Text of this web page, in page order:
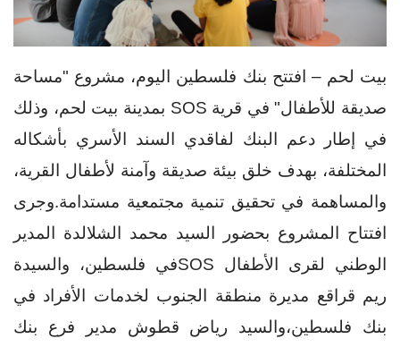
بيت لحم – افتتح بنك فلسطين اليوم، مشروع "مساحة
صديقة للأطفال" في قرية SOS بمدينة بيت لحم، وذلك
في إطار دعم البنك لفاقدي السند الأسري بأشكاله
المختلفة، بهدف خلق بيئة صديقة وآمنة لأطفال القرية،
والمساهمة في تحقيق تنمية مجتمعية مستدامة.وجرى
افتتاح المشروع بحضور السيد محمد الشلالدة المدير
الوطني لقرى الأطفال SOSفي فلسطين، والسيدة
ريم قراقع مديرة منطقة الجنوب لخدمات الأفراد في
بنك فلسطين،والسيد رياض قطوش مدير فرع بنك